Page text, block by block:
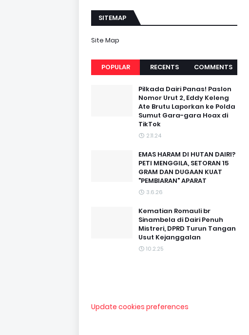
SITEMAP
Site Map
POPULAR RECENTS COMMENTS
Pilkada Dairi Panas! Paslon
Nomor Urut 2, Eddy Keleng
Ate Brutu Laporkan ke Polda
Sumut Gara-gara Hoax di
TikTok
2.11.24
EMAS HARAM DI HUTAN DAIRI?
PETI MENGGILA, SETORAN 15
GRAM DAN DUGAAN KUAT
"PEMBIARAN" APARAT
3.6.26
Kematian Romauli br
Sinambela di Dairi Penuh
Mistreri, DPRD Turun Tangan
Usut Kejanggalan
10.2.25
Update cookies preferences